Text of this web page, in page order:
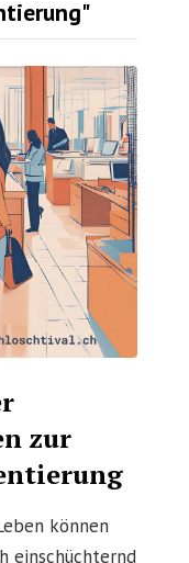
zur
können
einschüchternd